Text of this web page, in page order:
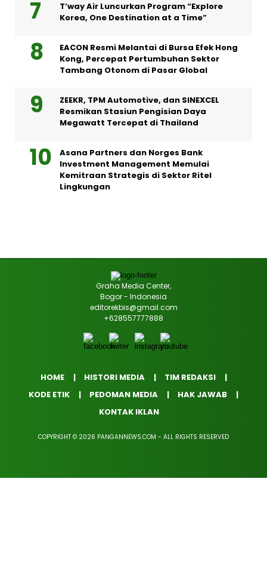
T’way Air Luncurkan Program “Explore
Korea, One Destination at a Time”
EACON Resmi Melantai di Bursa Efek Hong
Kong, Percepat Pertumbuhan Sektor
Tambang Otonom di Pasar Global
ZEEKR, TPM Automotive, dan SINEXCEL
Resmikan Stasiun Pengisian Daya
Megawatt Tercepat di Thailand
Asana Partners dan Norges Bank
Investment Management Memulai
Kemitraan Strategis di Sektor Ritel
Lingkungan
Graha Media Center,
Bogor - Indonesia
editorekbis@gmail.com
+628557777888
HOME HISTORI MEDIA
TIM REDAKSI
KODE ETIK
PEDOMAN MEDIA
HAK JAWAB
KONTAK IKLAN
COPYRIGHT © 2026 PANGANNEWS.COM - ALL RIGHTS RESERVED